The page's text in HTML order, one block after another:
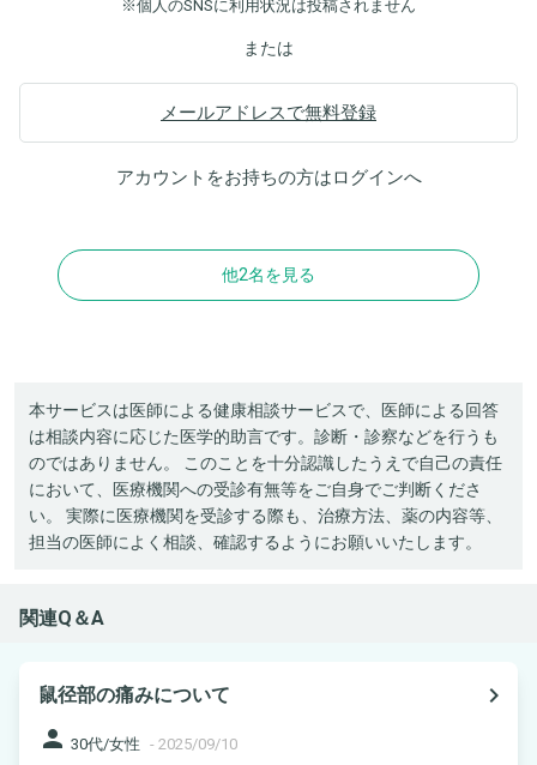
※個人のSNSに利用状況は投稿されません
または
メールアドレスで無料登録
アカウントをお持ちの方はログインへ
他2名を見る
本サービスは医師による健康相談サービスで、医師による回答
は相談内容に応じた医学的助言です。診断・診察などを行うも
のではありません。 このことを十分認識したうえで自己の責任
において、医療機関への受診有無等をご自身でご判断くださ
い。 実際に医療機関を受診する際も、治療方法、薬の内容等、
担当の医師によく相談、確認するようにお願いいたします。
関連Q＆A
鼠径部の痛みについて
navigate_next
person 30代/女性 - 2025/09/10